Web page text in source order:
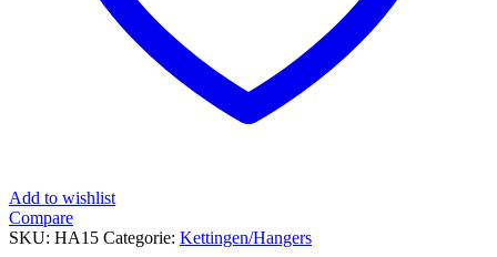
Add to wishlist
Compare
SKU: HA15 Categorie: Kettingen/Hangers